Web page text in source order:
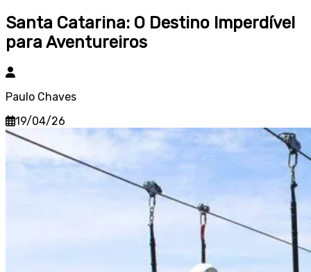
Santa Catarina: O Destino Imperdível
para Aventureiros
Paulo Chaves
19/04/26